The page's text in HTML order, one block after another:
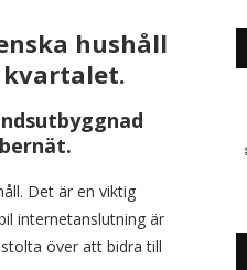
hushåll
kvartalet.
Det är en viktig
internetanslutning är
över att bidra till